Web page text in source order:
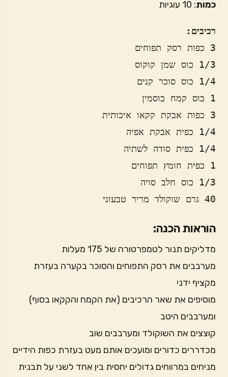
כמות: 10 עוגיות
רכיבים:
40 גרם שוקולד מריר טבעוני
הוראות הכנה:
מדליקים תנור לטמפרטורה של 175 מעלות
מערבבים את רסק התפוחים והסוכר בקערה בעזרת
מקציף ידני
מוסיפים את שאר הרכיבים (את הקמח והקקאו בסוף)
ומערבבים היטב
קוצצים את השוקולד ומערבבים שוב
מכדררים כדורים ומועכים אותם מעט בעזרת כפות הידיים
מניחים במרווחים גדולים יחסית בין אחד לשני על תבנית